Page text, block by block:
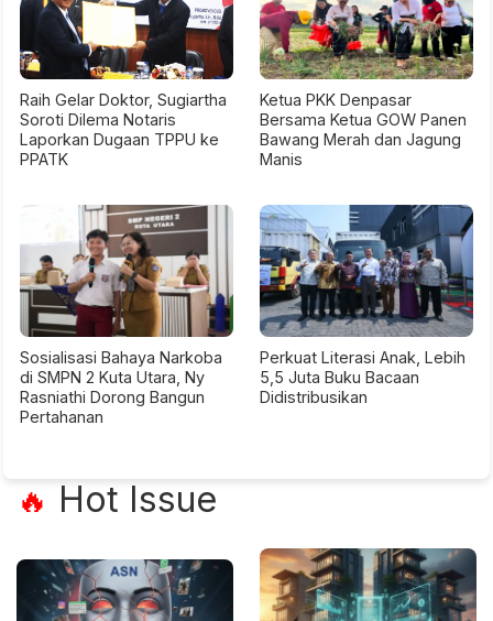
Raih Gelar Doktor, Sugiartha
Soroti Dilema Notaris
Laporkan Dugaan TPPU ke
PPATK
Ketua PKK Denpasar
Bersama Ketua GOW Panen
Bawang Merah dan Jagung
Manis
Sosialisasi Bahaya Narkoba
di SMPN 2 Kuta Utara, Ny
Rasniathi Dorong Bangun
Pertahanan
Perkuat Literasi Anak, Lebih
5,5 Juta Buku Bacaan
Didistribusikan
🔥 Hot Issue